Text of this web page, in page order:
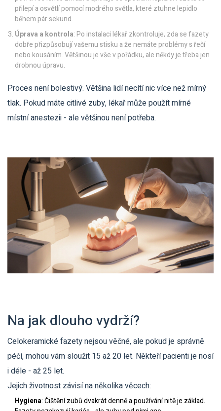
přilepí a osvětlí pomocí modrého světla, které ztuhne lepidlo
během pár sekund.
Úprava a kontrola: Po instalaci lékař zkontroluje, zda se fazety
dobře přizpůsobují vašemu stisku a že nemáte problémy s řečí
nebo kousáním. Většinou je vše v pořádku, ale někdy je třeba jen
drobnou úpravu.
Proces není bolestivý. Většina lidí necítí nic více než mírný
tlak. Pokud máte citlivé zuby, lékař může použít mírné
místní anestezii - ale většinou není potřeba.
Na jak dlouho vydrží?
Celokeramické fazety nejsou věčné, ale pokud je správně
péčí, mohou vám sloužit 15 až 20 let. Někteří pacienti je nosí
i déle - až 25 let.
Jejich životnost závisí na několika věcech:
Hygiena: Čištění zubů dvakrát denně a používání nitě je základ.